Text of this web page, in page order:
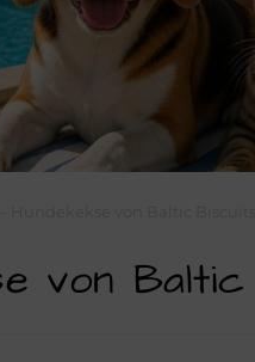
von